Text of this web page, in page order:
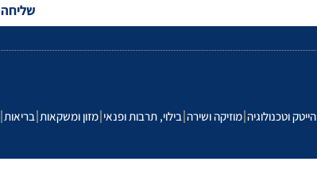
שליחה
הייטק וטכנולוגיה מוזיקה ושירה בילוי, תרבות ופנאי מזון ומשקאות בריאות